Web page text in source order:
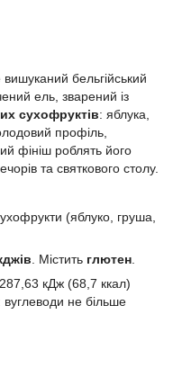
бельгійський
ель, зварений із
сухофруктів: яблука,
профіль,
фініш роблять його
та святкового столу.
(яблуко, груша,
. Містить глютен
287,63 кДж (68,7 ккал)
не більше